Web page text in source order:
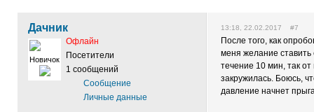
Дачник
Новичок
Офлайн
Посетители
1 сообщений
Сообщение
Личные данные
13:18, 22.02.2017 #7
После того, как
меня желание ставить
течение 10 мин, так от
закружилась. Боюсь,
давление начнет